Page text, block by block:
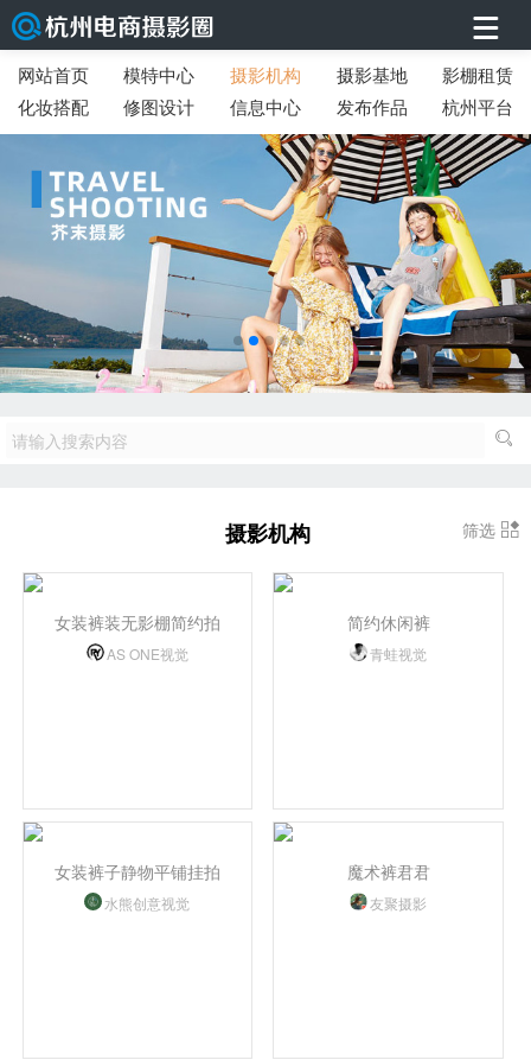
网站首页 模特中心 摄影机构 摄影基地
影棚租赁
化妆搭配
修图设计 信息中心 发布作品 杭州平台
摄影机构 筛选
女装裤装无影棚简约拍
AS ONE视觉
简约休闲裤
青蛙视觉
女装裤子静物平铺挂拍
水熊创意视觉
魔术裤君君
友聚摄影